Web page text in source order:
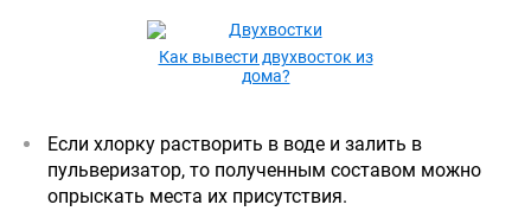
Как вывести двухвосток из
дома?
Если хлорку растворить в воде и залить в
пульверизатор, то полученным составом можно
опрыскать места их присутствия.